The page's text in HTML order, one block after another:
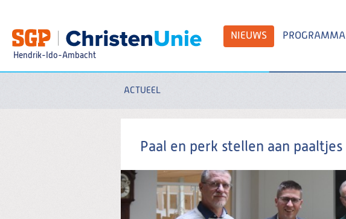
Spring
naar
de
inhoud
Hendrik-Ido-Ambacht
NIEUWS PROGRAMMA
Zoeken:
ACTUEEL
Paal en perk stellen aan paaltjes